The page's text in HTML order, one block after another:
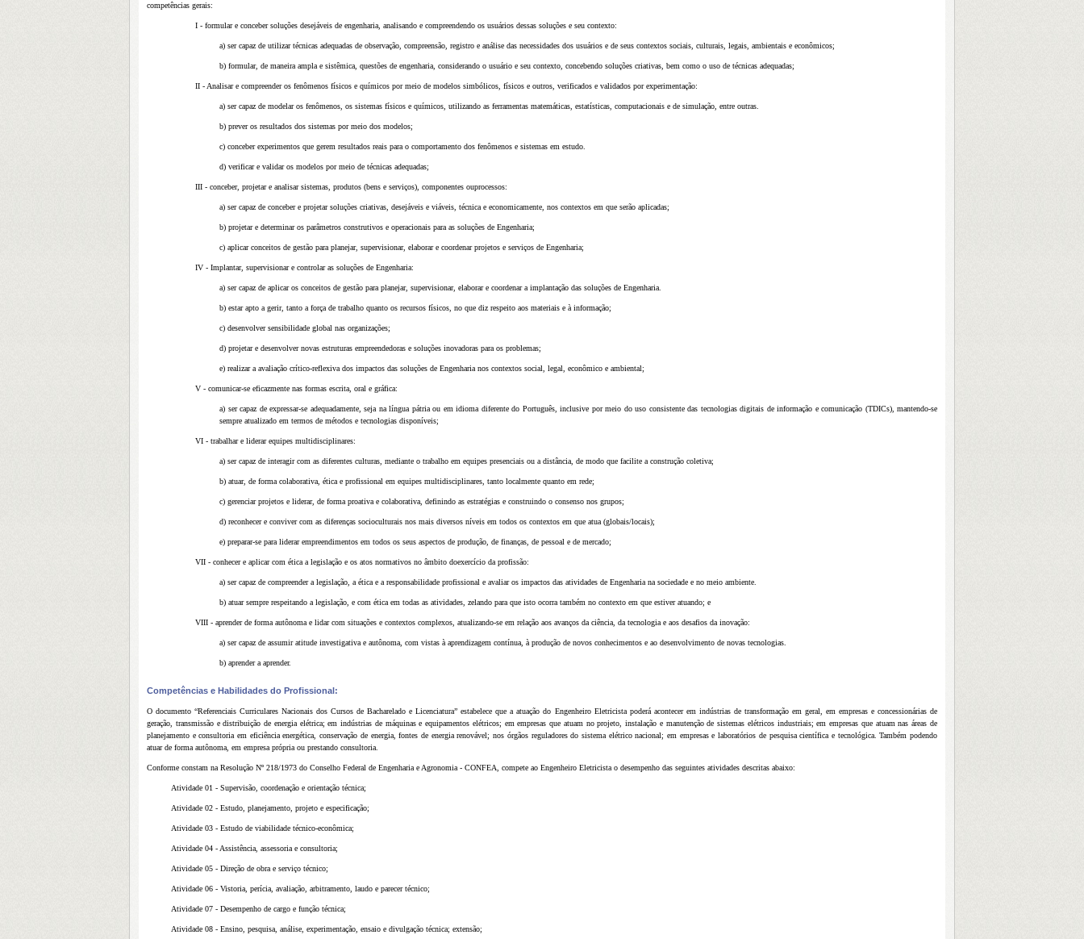
competências gerais:
I - formular e conceber soluções desejáveis de engenharia, analisando e compreendendo os usuários dessas soluções e seu contexto:
a) ser capaz de utilizar técnicas adequadas de observação, compreensão, registro e análise das necessidades dos usuários e de seus contextos sociais, culturais, legais, ambientais e econômicos;
b) formular, de maneira ampla e sistêmica, questões de engenharia, considerando o usuário e seu contexto, concebendo soluções criativas, bem como o uso de técnicas adequadas;
II - Analisar e compreender os fenômenos físicos e químicos por meio de modelos simbólicos, físicos e outros, verificados e validados por experimentação:
a) ser capaz de modelar os fenômenos, os sistemas físicos e químicos, utilizando as ferramentas matemáticas, estatísticas, computacionais e de simulação, entre outras.
b) prever os resultados dos sistemas por meio dos modelos;
c) conceber experimentos que gerem resultados reais para o comportamento dos fenômenos e sistemas em estudo.
d) verificar e validar os modelos por meio de técnicas adequadas;
III - conceber, projetar e analisar sistemas, produtos (bens e serviços), componentes ouprocessos:
a) ser capaz de conceber e projetar soluções criativas, desejáveis e viáveis, técnica e economicamente, nos contextos em que serão aplicadas;
b) projetar e determinar os parâmetros construtivos e operacionais para as soluções de Engenharia;
c) aplicar conceitos de gestão para planejar, supervisionar, elaborar e coordenar projetos e serviços de Engenharia;
IV - Implantar, supervisionar e controlar as soluções de Engenharia:
a) ser capaz de aplicar os conceitos de gestão para planejar, supervisionar, elaborar e coordenar a implantação das soluções de Engenharia.
b) estar apto a gerir, tanto a força de trabalho quanto os recursos físicos, no que diz respeito aos materiais e à informação;
c) desenvolver sensibilidade global nas organizações;
d) projetar e desenvolver novas estruturas empreendedoras e soluções inovadoras para os problemas;
e) realizar a avaliação crítico-reflexiva dos impactos das soluções de Engenharia nos contextos social, legal, econômico e ambiental;
V - comunicar-se eficazmente nas formas escrita, oral e gráfica:
a) ser capaz de expressar-se adequadamente, seja na língua pátria ou em idioma diferente do Português, inclusive por meio do uso consistente das tecnologias digitais de informação e comunicação (TDICs), mantendo-se
sempre atualizado em termos de métodos e tecnologias disponíveis;
VI - trabalhar e liderar equipes multidisciplinares:
a) ser capaz de interagir com as diferentes culturas, mediante o trabalho em equipes presenciais ou a distância, de modo que facilite a construção coletiva;
b) atuar, de forma colaborativa, ética e profissional em equipes multidisciplinares, tanto localmente quanto em rede;
c) gerenciar projetos e liderar, de forma proativa e colaborativa, definindo as estratégias e construindo o consenso nos grupos;
d) reconhecer e conviver com as diferenças socioculturais nos mais diversos níveis em todos os contextos em que atua (globais/locais);
e) preparar-se para liderar empreendimentos em todos os seus aspectos de produção, de finanças, de pessoal e de mercado;
VII - conhecer e aplicar com ética a legislação e os atos normativos no âmbito doexercício da profissão:
a) ser capaz de compreender a legislação, a ética e a responsabilidade profissional e avaliar os impactos das atividades de Engenharia na sociedade e no meio ambiente.
b) atuar sempre respeitando a legislação, e com ética em todas as atividades, zelando para que isto ocorra também no contexto em que estiver atuando; e
VIII - aprender de forma autônoma e lidar com situações e contextos complexos, atualizando-se em relação aos avanços da ciência, da tecnologia e aos desafios da inovação:
a) ser capaz de assumir atitude investigativa e autônoma, com vistas à aprendizagem contínua, à produção de novos conhecimentos e ao desenvolvimento de novas tecnologias.
b) aprender a aprender.
Competências e Habilidades do Profissional:
O documento “Referenciais Curriculares Nacionais dos Cursos de Bacharelado e Licenciatura” estabelece que a atuação do Engenheiro Eletricista poderá acontecer em indústrias de transformação em geral, em empresas e concessionárias de
geração, transmissão e distribuição de energia elétrica; em indústrias de máquinas e equipamentos elétricos; em empresas que atuam no projeto, instalação e manutenção de sistemas elétricos industriais; em empresas que atuam nas áreas de
planejamento e consultoria em eficiência energética, conservação de energia, fontes de energia renovável; nos órgãos reguladores do sistema elétrico nacional; em empresas e laboratórios de pesquisa científica e tecnológica. Também podendo
atuar de forma autônoma, em empresa própria ou prestando consultoria.
Conforme constam na Resolução Nº 218/1973 do Conselho Federal de Engenharia e Agronomia - CONFEA, compete ao Engenheiro Eletricista o desempenho das seguintes atividades descritas abaixo:
Atividade 01 - Supervisão, coordenação e orientação técnica;
Atividade 02 - Estudo, planejamento, projeto e especificação;
Atividade 03 - Estudo de viabilidade técnico-econômica;
Atividade 04 - Assistência, assessoria e consultoria;
Atividade 05 - Direção de obra e serviço técnico;
Atividade 06 - Vistoria, perícia, avaliação, arbitramento, laudo e parecer técnico;
Atividade 07 - Desempenho de cargo e função técnica;
Atividade 08 - Ensino, pesquisa, análise, experimentação, ensaio e divulgação técnica; extensão;